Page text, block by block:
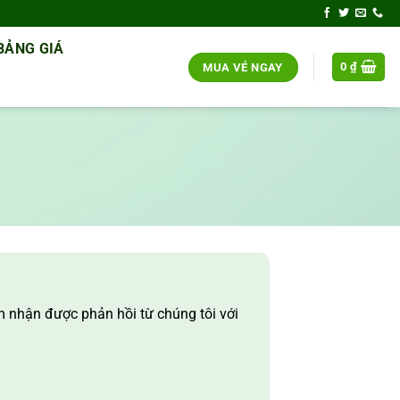
GIÁ
MUA VÉ NGAY 0 ₫
nhận được phản hồi từ chúng tôi với